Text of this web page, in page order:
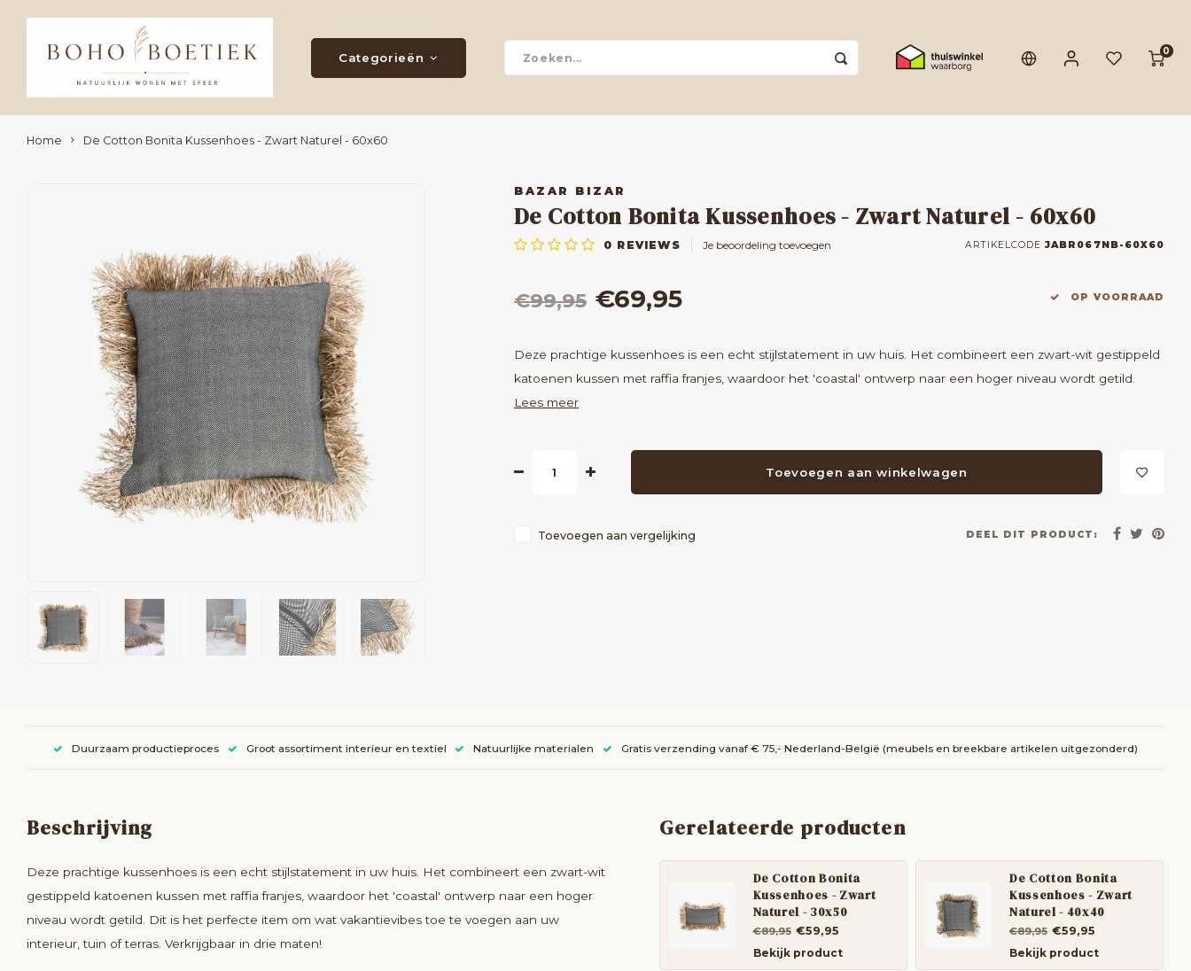
Categorieën 0
Home De Cotton Bonita Kussenhoes - Zwart Naturel - 60x60
BAZAR BIZAR
De Cotton Bonita Kussenhoes - Zwart Naturel - 60x60
0 REVIEWS Je beoordeling toevoegen ARTIKELCODE JABR067NB-60X60
€99,95 €69,95 OP VOORRAAD
Deze prachtige kussenhoes is een echt stijlstatement in uw huis. Het combineert een zwart-wit gestippeld
katoenen kussen met raffia franjes, waardoor het 'coastal' ontwerp naar een hoger niveau wordt getild.
Lees meer
Toevoegen aan winkelwagen
Toevoegen aan vergelijking DEEL DIT PRODUCT:
Duurzaam productieproces Groot assortiment interieur en textiel Natuurlijke materialen Gratis verzending vanaf € 75,- Nederland-België (meubels en breekbare artikelen uitgezonderd)
Beschrijving
Deze prachtige kussenhoes is een echt stijlstatement in uw huis. Het combineert een zwart-wit
gestippeld katoenen kussen met raffia franjes, waardoor het 'coastal' ontwerp naar een hoger
niveau wordt getild. Dit is het perfecte item om wat vakantievibes toe te voegen aan uw
interieur, tuin of terras. Verkrijgbaar in drie maten!
Gerelateerde producten
De Cotton Bonita
Kussenhoes - Zwart
Naturel - 30x50
€89,95 €59,95
Bekijk product
De Cotton Bonita
Kussenhoes - Zwart
Naturel - 40x40
€89,95 €59,95
Bekijk product